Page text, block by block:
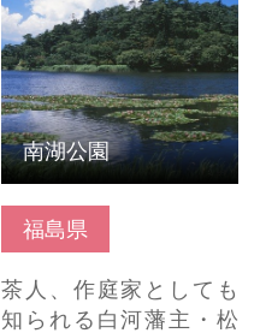
福島県
茶人、作庭家としても
知られる白河藩主・松
南湖公園